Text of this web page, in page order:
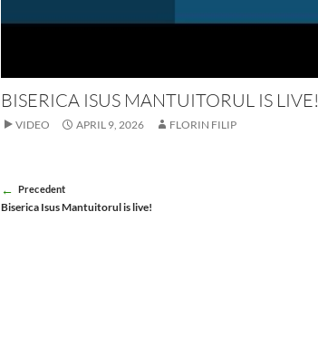
BISERICA ISUS MANTUITORUL IS LIVE!
VIDEO APRIL 9, 2026 FLORIN FILIP
Post
Precedent
Biserica Isus Mantuitorul is live!